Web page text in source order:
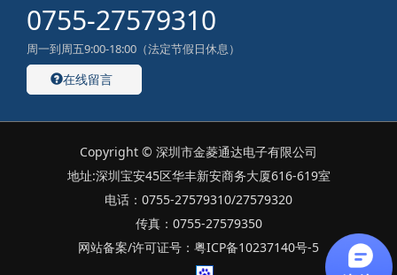
0755-27579310
周一到周五9:00-18:00（法定节假日休息）
在线留言
Copyright © 深圳市金菱通达电子有限公司
地址:深圳宝安45区华丰新安商务大厦616-619室
电话：0755-27579310/27579320
传真：0755-27579350
网站备案/许可证号：粤ICP备10237140号-5